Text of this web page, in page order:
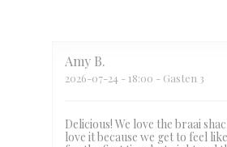
Amy B
2026-07-24 - 18:00 - Gasten 3
Delicious! We love the braai
love it because we get to feel